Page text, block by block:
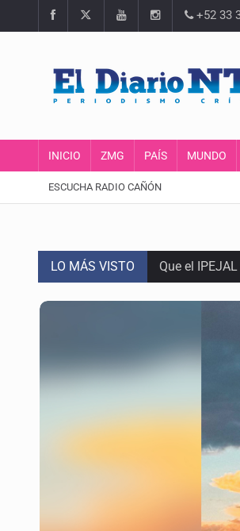
+52 33
INICIO ZMG PAÍS MUNDO
ESCUCHA RADIO CAÑÓN
LO MÁS VISTO Que el
Critican
Ex policía es
Vecinos de
Reporta 627
SSPC,
Proponen
Identifican a